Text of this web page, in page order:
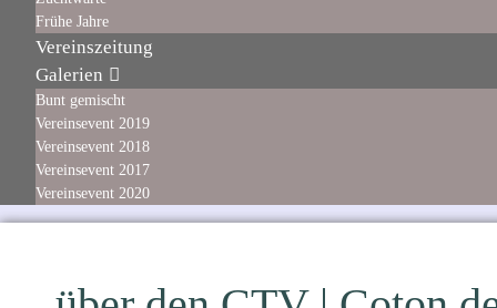
Frühe Jahre
Vereinszeitung
Galerien
Bunt gemischt
Vereinsevent 2019
Vereinsevent 2018
Vereinsevent 2017
Vereinsevent 2020